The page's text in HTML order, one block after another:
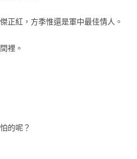
正紅，方季惟還是軍中最佳情人。
裡。
的呢？